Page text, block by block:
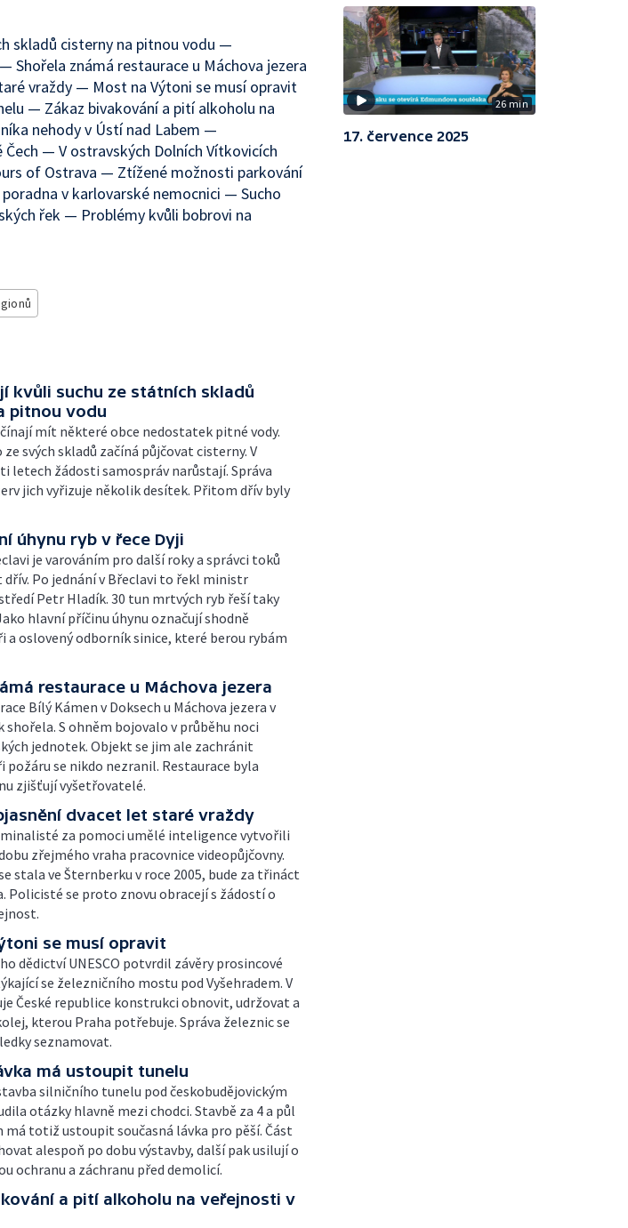
skladů cisterny na pitnou vodu —
Shořela známá restaurace u Máchova jezera
vraždy — Most na Výtoni se musí opravit
— Zákaz bivakování a pití alkoholu na
nehody v Ústí nad Labem —
— V ostravských Dolních Vítkovicích
of Ostrava — Ztížené možnosti parkování
v karlovarské nemocnici — Sucho
řek — Problémy kvůli bobrovi na
kvůli suchu ze státních skladů
pitnou vodu
mít některé obce nedostatek pitné vody.
svých skladů začíná půjčovat cisterny. V
letech žádosti samospráv narůstají. Správa
jich vyřizuje několik desítek. Přitom dřív byly
úhynu ryb v řece Dyji
je varováním pro další roky a správci toků
dřív. Po jednání v Břeclavi to řekl ministr
Petr Hladík. 30 tun mrtvých ryb řeší taky
hlavní příčinu úhynu označují shodně
a oslovený odborník sinice, které berou rybám
restaurace u Máchova jezera
Bílý Kámen v Doksech u Máchova jezera v
shořela. S ohněm bojovalo v průběhu noci
jednotek. Objekt se jim ale zachránit
požáru se nikdo nezranil. Restaurace byla
zjišťují vyšetřovatelé.
dvacet let staré vraždy
za pomoci umělé inteligence vytvořili
zřejmého vraha pracovnice videopůjčovny.
stala ve Šternberku v roce 2005, bude za třináct
Policisté se proto znovu obracejí s žádostí o
se musí opravit
dědictví UNESCO potvrdil závěry prosincové
se železničního mostu pod Vyšehradem. V
České republice konstrukci obnovit, udržovat a
kterou Praha potřebuje. Správa železnic se
seznamovat.
má ustoupit tunelu
silničního tunelu pod českobudějovickým
otázky hlavně mezi chodci. Stavbě za 4 a půl
má totiž ustoupit současná lávka pro pěší. Část
alespoň po dobu výstavby, další pak usilují o
ochranu a záchranu před demolicí.
a pití alkoholu na veřejnosti v
26 min
17. července 2025